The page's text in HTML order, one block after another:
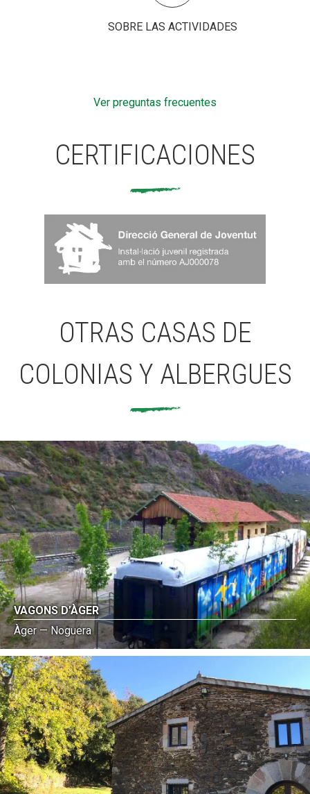
SOBRE LAS ACTIVIDADES
Ver preguntas frecuentes
CERTIFICACIONES
OTRAS CASAS DE
COLONIAS Y ALBERGUES
VAGONS D’ÀGER
Àger — Noguera